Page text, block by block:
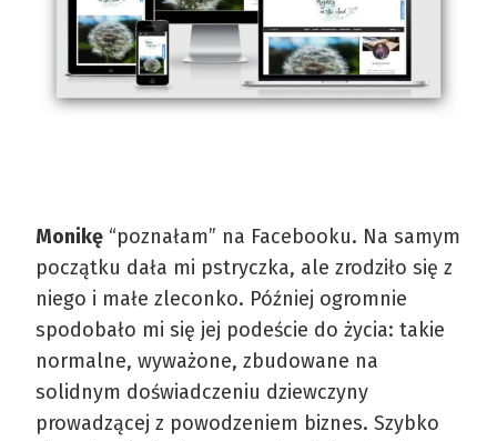
Monikę “poznałam” na Facebooku. Na samym
początku dała mi pstryczka, ale zrodziło się z
niego i małe zleconko. Później ogromnie
spodobało mi się jej podeście do życia: takie
normalne, wyważone, zbudowane na
solidnym doświadczeniu dziewczyny
prowadzącej z powodzeniem biznes. Szybko